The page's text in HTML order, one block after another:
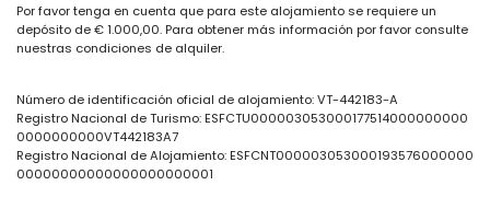
jardín con grava, árboles y mobiliario de jardín con tumbonas
2 terrazas, una de las cuales está cubierta
barbacoa
plaza de aparcamiento privada cubierta
Más información
pueblo más cercano: Altea (a menos de 2 kilómetros de la villa)
orilla de río más cercana a menos de 2 kilómetros de la villa
Por favor tenga en cuenta que para este alojamiento se requiere un
depósito de € 1.000,00. Para obtener más información por favor consulte
nuestras condiciones de alquiler.
Número de identificación oficial de alojamiento: VT-442183-A
Registro Nacional de Turismo: ESFCTU000003053000177514000000000
0000000000VT442183A7
Registro Nacional de Alojamiento: ESFCNT000003053000193576000000
00000000000000000000001